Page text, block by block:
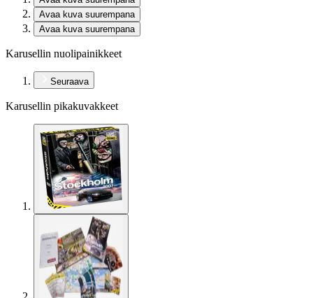
Avaa kuva suurempana
Avaa kuva suurempana
Karusellin nuolipainikkeet
Seuraava
Karusellin pikakuvakkeet